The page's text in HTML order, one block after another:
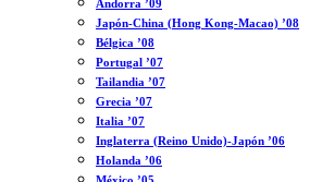
Andorra ’09
Japón-China (Hong Kong-Macao) ’08
Bélgica ’08
Portugal ’07
Tailandia ’07
Grecia ’07
Italia ’07
Inglaterra (Reino Unido)-Japón ’06
Holanda ’06